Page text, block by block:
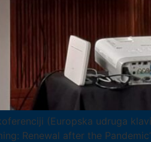
(Europska udruga
Renewal after the